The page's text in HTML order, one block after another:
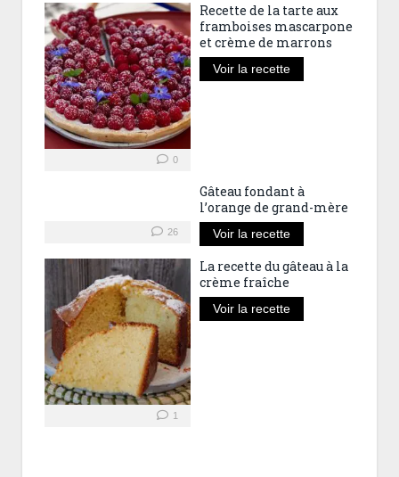
0
Recette de la tarte aux
framboises mascarpone
et crème de marrons
Voir la recette
26
Gâteau fondant à
l’orange de grand-mère
Voir la recette
1
La recette du gâteau à la
crème fraîche
Voir la recette